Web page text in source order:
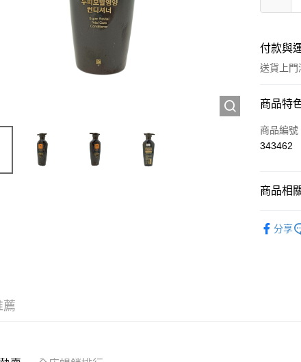
付款與
送貨上門
付款方
信用卡
商品特
商品編號
343462
商品相
分享
薦